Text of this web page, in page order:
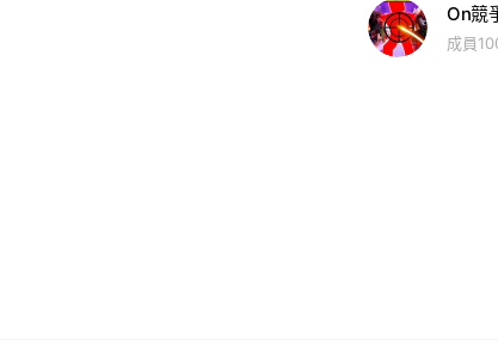
On競
成員